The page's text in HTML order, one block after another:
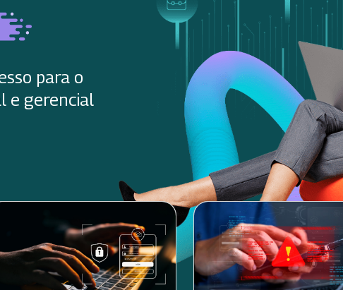
para o
e gerencial